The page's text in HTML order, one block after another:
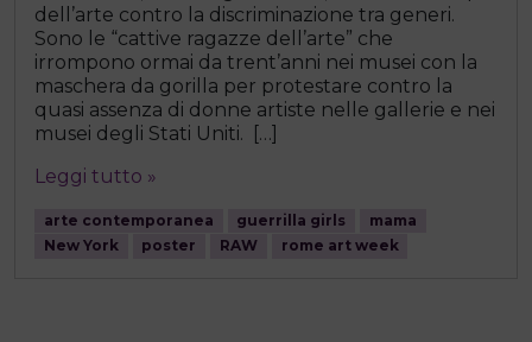
dell’arte contro la discriminazione tra generi.
Sono le “cattive ragazze dell’arte” che
irrompono ormai da trent’anni nei musei con la
maschera da gorilla per protestare contro la
quasi assenza di donne artiste nelle gallerie e nei
musei degli Stati Uniti. […]
Leggi tutto »
arte contemporanea guerrilla girls
mama
New York
poster RAW rome art week